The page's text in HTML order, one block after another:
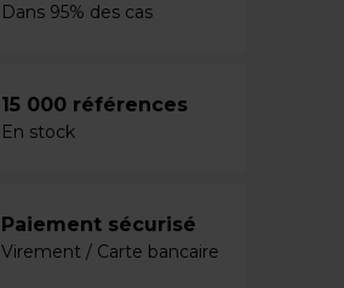
Dans 95% des cas
15 000 références
En stock
Paiement sécurisé
Virement / Carte bancaire